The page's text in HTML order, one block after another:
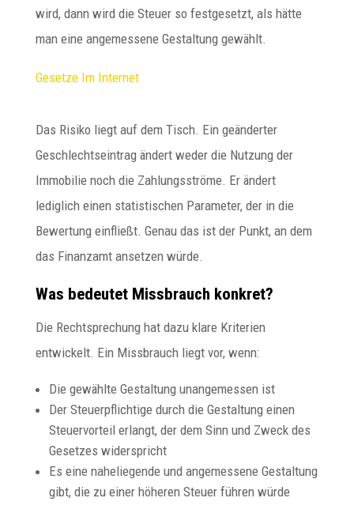
wird, dann wird die Steuer so festgesetzt, als hätte
man eine angemessene Gestaltung gewählt.
Gesetze Im Internet
Das Risiko liegt auf dem Tisch. Ein geänderter
Geschlechtseintrag ändert weder die Nutzung der
Immobilie noch die Zahlungsströme. Er ändert
lediglich einen statistischen Parameter, der in die
Bewertung einfließt. Genau das ist der Punkt, an dem
das Finanzamt ansetzen würde.
Was bedeutet Missbrauch konkret?
Die Rechtsprechung hat dazu klare Kriterien
entwickelt. Ein Missbrauch liegt vor, wenn:
Die gewählte Gestaltung unangemessen ist
Der Steuerpflichtige durch die Gestaltung einen
Steuervorteil erlangt, der dem Sinn und Zweck des
Gesetzes widerspricht
Es eine naheliegende und angemessene Gestaltung
gibt, die zu einer höheren Steuer führen würde